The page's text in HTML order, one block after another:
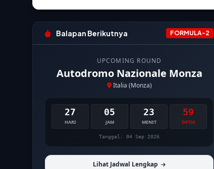
Balapan Berikutnya FORMULA-2
UPCOMING ROUND
Autodromo Nazionale Monza
Italia (Monza)
27
HARI
05
JAM
23
MENIT
58
DETIK
Tanggal: 04 Sep 2026
Lihat Jadwal Lengkap